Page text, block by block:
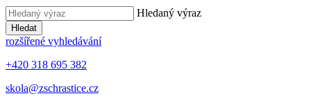
Hledaný výraz
Hledat
rozšířené vyhledávání
+420 318 695 382
skola@zschrastice.cz